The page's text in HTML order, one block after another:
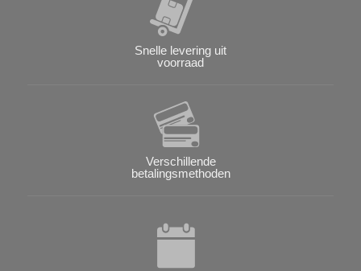
Snelle levering uit
voorraad
Verschillende
betalingsmethoden